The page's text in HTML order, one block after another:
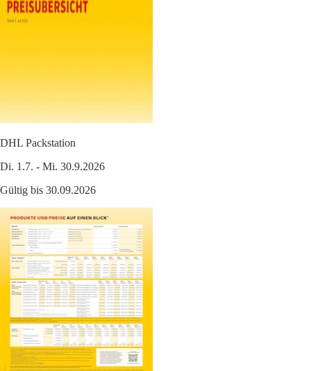
DHL Packstation
Di. 1.7. - Mi. 30.9.2026
Gültig bis 30.09.2026